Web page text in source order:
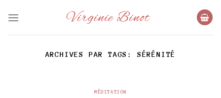
ARCHIVES PAR TAGS: SÉRÉNITÉ
MÉDITATION